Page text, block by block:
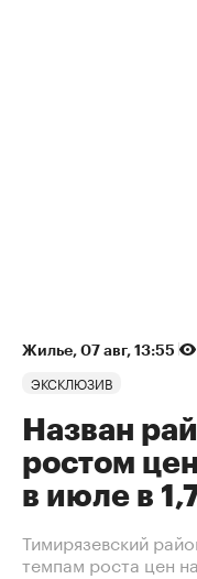
Жилье⁠, 07 авг, 13:55
ЭКСКЛЮЗИВ
Назван
ростом
в июле в
Тимирязевский
темпам роста цен